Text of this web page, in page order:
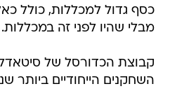
כסף גדול למכללות, כולל
מבלי שהיו לפני זה במכללות.
קבוצת הכדורסל של
השחקנים הייחודיים ביותר